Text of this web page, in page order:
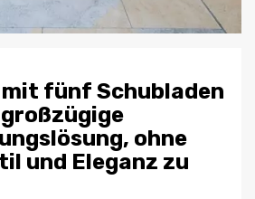
mit fünf Schubladen
ohne
und Eleganz zu